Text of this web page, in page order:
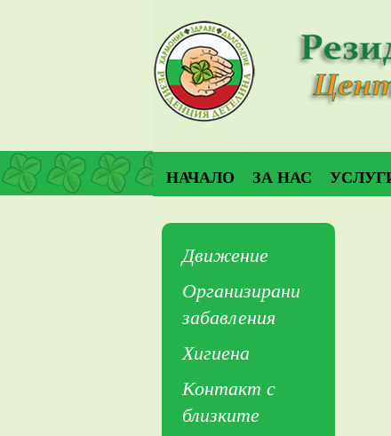
НАЧАЛО ЗА НАС
Движение
Организирани
забавления
Хигиена
Контакт с
близките